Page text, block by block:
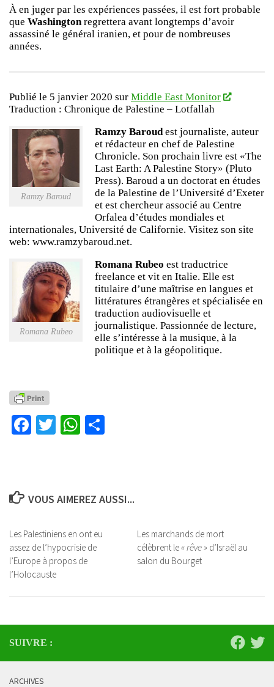
À en juger par les expériences passées, il est fort probable
que Washingtonregrettera avant longtemps d’avoir
assassiné le général iranien, et pour de nombreuses
années.
Publié le 5 janvier 2020 sur Middle East Monitor
Traduction : Chronique de Palestine – Lotfallah
Ramzy Baroud
Ramzy Baroud est journaliste, auteur
et rédacteur en chef de Palestine
Chronicle. Son prochain livre est «The
Last Earth: A Palestine Story» (Pluto
Press). Baroud a un doctorat en études
de la Palestine de l’Université d’Exeter
et est chercheur associé au Centre
Orfalea d’études mondiales et
internationales, Université de Californie. Visitez son site
web: www.ramzybaroud.net.
Romana Rubeo
Romana Rubeo est traductrice
freelance et vit en Italie. Elle est
titulaire d’une maîtrise en langues et
littératures étrangères et spécialisée en
traduction audiovisuelle et
journalistique. Passionnée de lecture,
elle s’intéresse à la musique, à la
politique et à la géopolitique.
Facebook
TwitterWhatsApp
VOUS AIMEREZ AUSSI...
Les Palestiniens en ont eu
assez de l’hypocrisie de
l’Europe à propos de
l’Holocauste
Les marchands de mort
célèbrent le« rêve » d’Israël au
salon du Bourget
SUIVRE :
ARCHIVES